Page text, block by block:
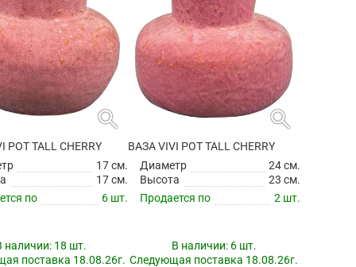
search
POT TALL CHERRY
17 см.
17 см.
по
6 шт.
наличии: 18 шт.
поставка 18.08.26г.
search
ВАЗА VIVI POT TALL CHERRY
Диаметр
24 см.
Высота
23 см.
Продается по
2 шт.
В наличии: 6 шт.
Следующая поставка 18.08.26г.